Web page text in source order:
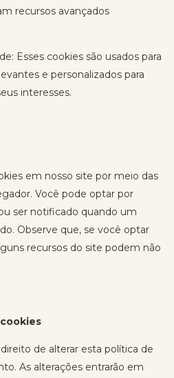
recursos avançados
Esses cookies são usados ​​para
e personalizados para
interesses.
em nosso site por meio das
Você pode optar por
ser notificado quando um
Observe que, se você optar
recursos do site podem não
de alterar esta política de
As alterações entrarão em